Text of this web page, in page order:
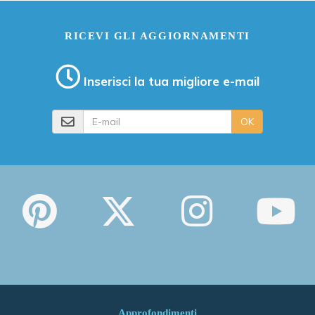
RICEVI GLI AGGIORNAMENTI
Inserisci la tua migliore e-mail
OK